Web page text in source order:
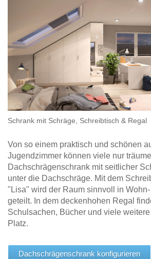
Schrank mit Schräge, Schreibtisch & Regal
Von so einem praktisch und schönen
Jugendzimmer können viele nur
Dachschrägenschrank mit seitlicher
unter die Dachschräge. Mit dem
"Lisa" wird der Raum sinnvoll in
geteilt. In dem deckenhohen Regal
Schulsachen, Bücher und viele
Platz.
Dachschrägenschrank konfigurieren